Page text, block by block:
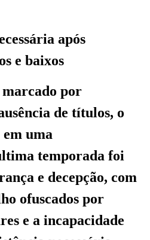
após
e baixos
por
de títulos, o
uma
temporada foi
e decepção, com
ofuscados por
e a incapacidade